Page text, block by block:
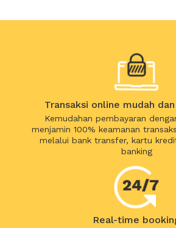
Transaksi online mudah
Kemudahan pembayaran
menjamin 100% keamanan
melalui bank transfer, kartu
banking
Real-time